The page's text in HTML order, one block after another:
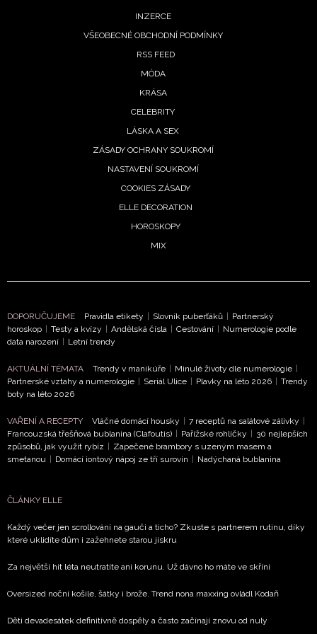
INZERCE
VŠEOBECNÉ OBCHODNÍ PODMÍNKY
RSS FEED
MÓDA
KRÁSA
CELEBRITY
LÁSKA A SEX
ZÁSADY OCHRANY SOUKROMÍ
NASTAVENÍ SOUKROMÍ
COOKIES ZÁSADY
ELLE DECORATION
HOROSKOPY
MIX
DOPORUČUJEME Pravidla etikety Slovník puberťáků
Partnerský
horoskop
Testy a kvízy Andělská čísla Cestování
Numerologie podle
data narození
Letní trendy
AKTUÁLNÍ TÉMATA Trendy v manikúře Minulé životy dle numerologie
Partnerské vztahy a numerologie
Seriál Ulice Plavky na léto 2026
Trendy
boty na léto 2026
VAŘENÍ A RECEPTY Vláčné domácí housky 7 receptů na salátové zálivky
Francouzská třešňová bublanina (Clafoutis)
Pařížské rohlíčky
30 nejlepších
způsobů, jak využít rybíz
Zapečené brambory s uzeným masem a
smetanou
Domácí iontový nápoj ze tří surovin Nadýchaná bublanina
ČLÁNKY ELLE
Každý večer jen scrollování na gauči a ticho? Zkuste s partnerem rutinu, díky
které uklidíte dům i zažehnete starou jiskru
Za největší hit léta neutratíte ani korunu. Už dávno ho máte ve skříni
Oversized noční košile, šátky i brože. Trend nona maxxing ovládl Kodaň
Děti devadesátek definitivně dospěly a často začínají znovu od nuly